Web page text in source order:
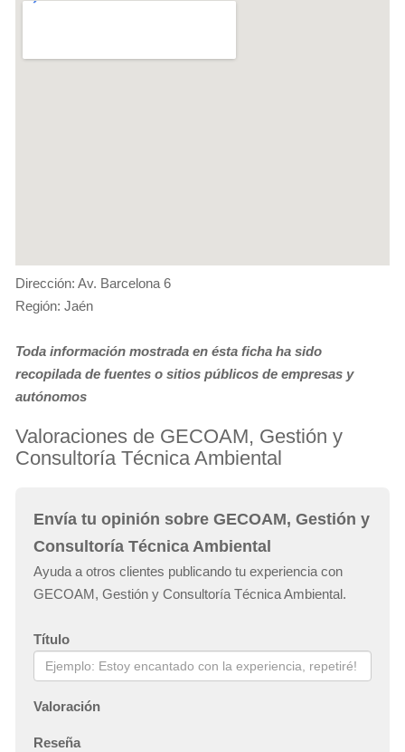
Dirección: Av. Barcelona 6
Región: Jaén
Toda información mostrada en ésta ficha ha sido
recopilada de fuentes o sitios públicos de empresas y
autónomos
Valoraciones de GECOAM, Gestión y
Consultoría Técnica Ambiental
Envía tu opinión sobre GECOAM, Gestión y
Consultoría Técnica Ambiental
Ayuda a otros clientes publicando tu experiencia con
GECOAM, Gestión y Consultoría Técnica Ambiental.
Título
Valoración
Reseña